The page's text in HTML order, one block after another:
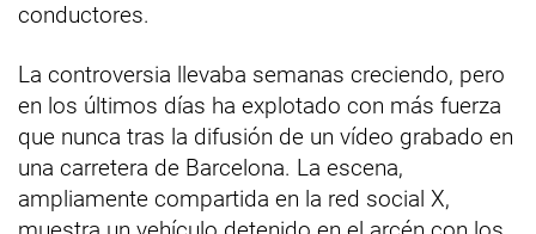
conductores.
La controversia llevaba semanas creciendo, pero
en los últimos días ha explotado con más fuerza
que nunca tras la difusión de un vídeo grabado en
una carretera de Barcelona. La escena,
ampliamente compartida en la red social X,